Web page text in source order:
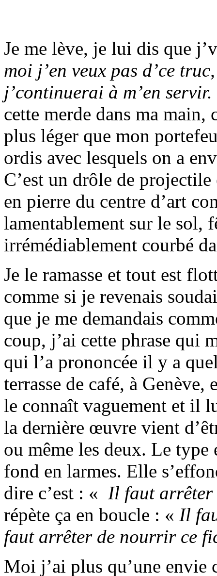
Je me lève, je lui dis que
moi j’en veux pas d’ce
j’continuerai à m’en servir.
cette merde dans ma
plus léger que mon
ordis avec lesquels on a
C’est un drôle de
en pierre du centre d’art
lamentablement sur le sol,
irrémédiablement courbé
Je le ramasse et tout est
comme si je revenais
que je me demandais
coup, j’ai cette phrase qui
qui l’a prononcée il y a
terrasse de café, à
le connaît vaguement et il
la dernière œuvre vient
ou même les deux. Le type
fond en larmes. Elle
dire c’est : « Il faut
répète ça en boucle : « Il
faut arrêter de nourrir ce
Moi j’ai plus qu’une envie